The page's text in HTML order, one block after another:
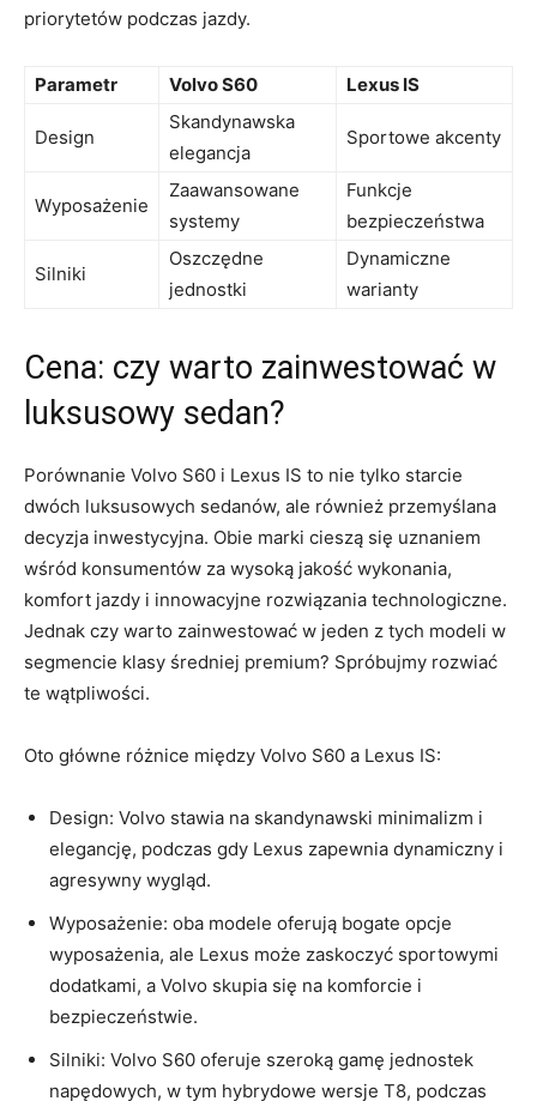
priorytetów podczas jazdy.
Parametr Volvo S60 Lexus IS
Design
Skandynawska
elegancja
Sportowe akcenty
Wyposażenie
Zaawansowane
‌systemy
Funkcje⁣
bezpieczeństwa
Silniki
Oszczędne
jednostki
Dynamiczne
warianty
Cena: czy warto zainwestować w
luksusowy sedan?
Porównanie‌ Volvo S60 i Lexus IS to nie tylko ⁤starcie​
dwóch luksusowych⁣ sedanów,‌ ale również przemyślana
⁣decyzja‍ inwestycyjna. Obie marki ‌cieszą ⁤się ⁢uznaniem
wśród konsumentów‍ za wysoką jakość ⁤wykonania,
komfort jazdy i innowacyjne rozwiązania technologiczne.
Jednak⁢ czy warto zainwestować w jeden z tych⁤ modeli w
⁣segmencie klasy średniej​ premium?⁤ Spróbujmy rozwiać
te⁢ wątpliwości.
Oto główne różnice ‌między Volvo S60 a Lexus IS:
Design: Volvo ⁣stawia na skandynawski​ minimalizm i
elegancję, podczas gdy Lexus zapewnia dynamiczny i
agresywny wygląd.
Wyposażenie:‌ oba modele oferują bogate opcje
wyposażenia, ale Lexus może zaskoczyć sportowymi
dodatkami, a Volvo skupia się ⁤na⁢ komforcie i⁣
bezpieczeństwie.
Silniki: Volvo S60 oferuje szeroką gamę jednostek​
napędowych, ​w tym ⁢hybrydowe wersje​ T8, podczas